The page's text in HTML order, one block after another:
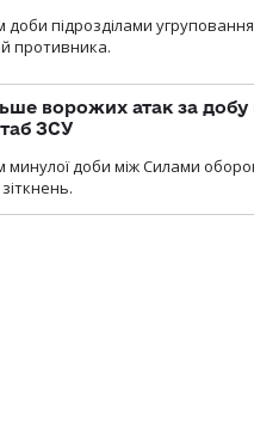
доби підрозділами
противника.
ворожих атак за
ЗСУ
минулої доби між Силами